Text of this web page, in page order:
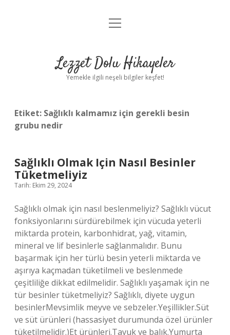
Anasayfa
Yasal Uyarı
menüyü
Lezzet Dolu Hikayeler
Yemekle ilgili neşeli bilgiler keşfet!
Etiket: Sağlıklı kalmamız için gerekli besin
grubu nedir
Sağlıklı Olmak Için Nasıl Besinler
Tüketmeliyiz
Tarih: Ekim 29, 2024
Sağlıklı olmak için nasıl beslenmeliyiz? Sağlıklı vücut
fonksiyonlarını sürdürebilmek için vücuda yeterli
miktarda protein, karbonhidrat, yağ, vitamin,
mineral ve lif besinlerle sağlanmalıdır. Bunu
başarmak için her türlü besin yeterli miktarda ve
aşırıya kaçmadan tüketilmeli ve beslenmede
çeşitliliğe dikkat edilmelidir. Sağlıklı yaşamak için ne
tür besinler tüketmeliyiz? Sağlıklı, diyete uygun
besinlerMevsimlik meyve ve sebzeler.Yeşillikler.Süt
ve süt ürünleri (hassasiyet durumunda özel ürünler
tüketilmelidir.)Et ürünleri.Tavuk ve balık.Yumurta